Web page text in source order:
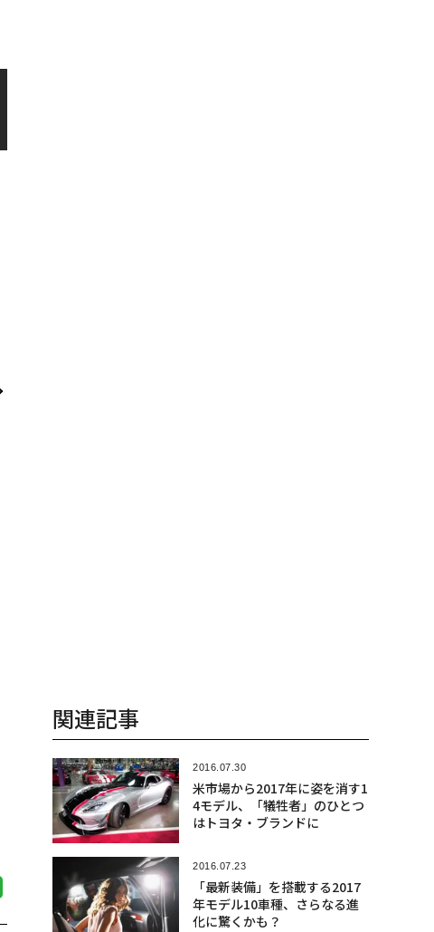
関連記事
2016.07.30
米市場から2017年に姿を消す1
4モデル、「犠牲者」のひとつ
はトヨタ・ブランドに
2016.07.23
「最新装備」を搭載する2017
年モデル10車種、さらなる進
化に驚くかも？